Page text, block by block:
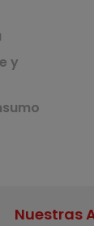
y
Nuestras